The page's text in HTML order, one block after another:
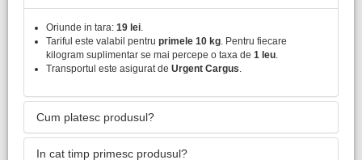
Oriunde in tara: 19 lei
Tariful este valabil pentru primele 10 kg . Pentru fiecare
kilogram suplimentar se mai percepe o taxa de 1 leu
Transportul este asigurat de Urgent Cargus
Cum platesc produsul?
In cat timp primesc produsul?